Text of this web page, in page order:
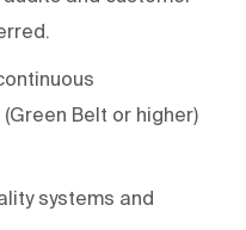
Belt or higher)
systems and